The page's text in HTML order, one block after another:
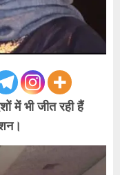
में भी जीत रही हैं